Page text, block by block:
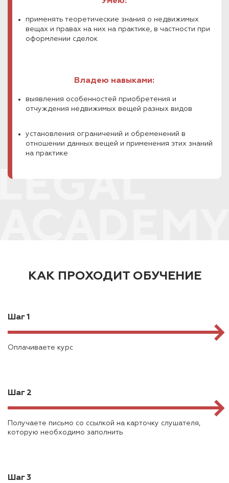
применять теоретические знания о недвижимых
вещах и правах на них на практике, в частности при
оформлении сделок
Владею навыками:
выявления особенностей приобретения и
отчуждения недвижимых вещей разных видов
установления ограничений и обременений в
отношении данных вещей и применения этих знаний
на практике
КАК ПРОХОДИТ ОБУЧЕНИЕ
Шаг 1
Оплачиваете курс
Шаг 2
Получаете письмо со ссылкой на карточку слушателя,
которую необходимо заполнить
Шаг 3